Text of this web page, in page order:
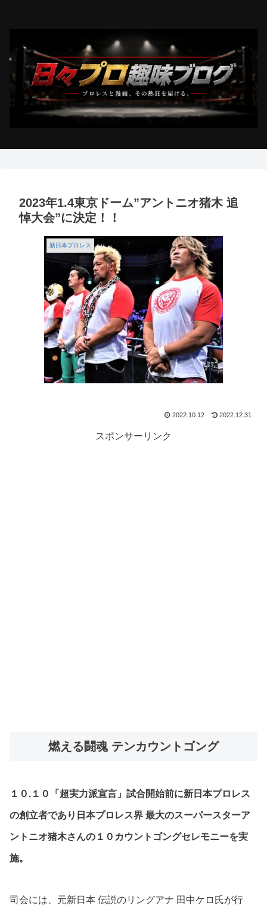
2023年1.4東京ドーム”アントニオ猪木 追
悼大会”に決定！！
新日本プロレス
2022.10.12 2022.12.31
スポンサーリンク
燃える闘魂 テンカウントゴング
１０.１０「超実力派宣言」試合開始前に新日本プロレス
の創立者であり日本プロレス界 最大のスーパースターア
ントニオ猪木さんの１０カウントゴングセレモニーを実
施。
司会には、元新日本 伝説のリングアナ 田中ケロ氏が行